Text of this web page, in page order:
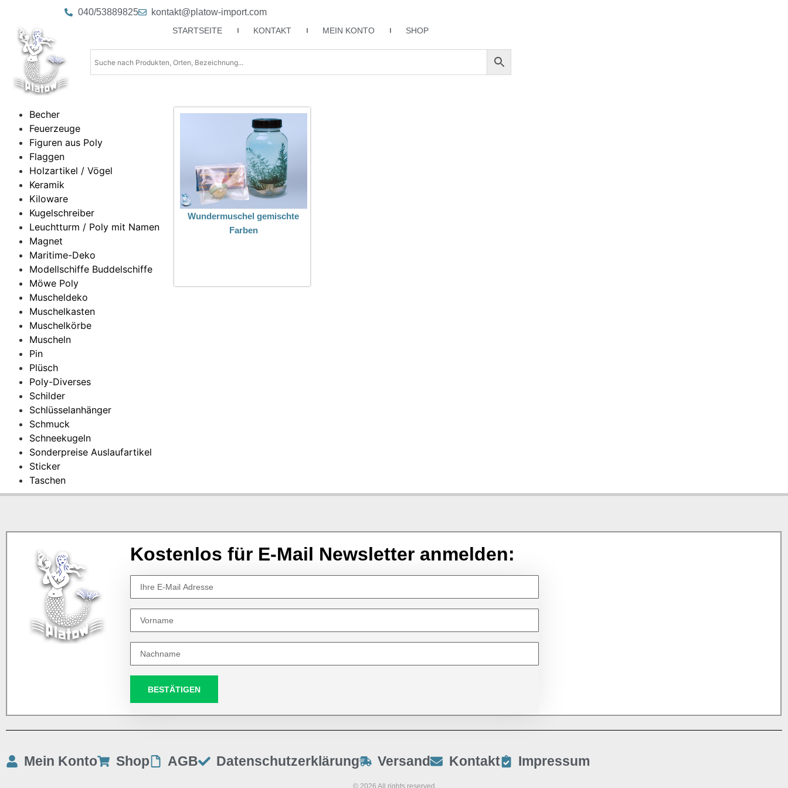
040/53889825 kontakt@platow-import.com
STARTSEITE KONTAKT MEIN KONTO SHOP
Becher
Feuerzeuge
Figuren aus Poly
Flaggen
Holzartikel / Vögel
Keramik
Kiloware
Kugelschreiber
Leuchtturm / Poly mit Namen
Magnet
Maritime-Deko
Modellschiffe Buddelschiffe
Möwe Poly
Muscheldeko
Muschelkasten
Muschelkörbe
Muscheln
Pin
Plüsch
Poly-Diverses
Schilder
Schlüsselanhänger
Schmuck
Schneekugeln
Sonderpreise Auslaufartikel
Sticker
Taschen
Wundermuschel gemischte
Farben
Kostenlos für E-Mail Newsletter anmelden:
BESTÄTIGEN
Mein Konto Shop AGB Datenschutzerklärung Versand Kontakt Impressum